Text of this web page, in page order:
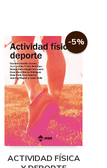
-5%
ACTIVIDAD FÍSICA